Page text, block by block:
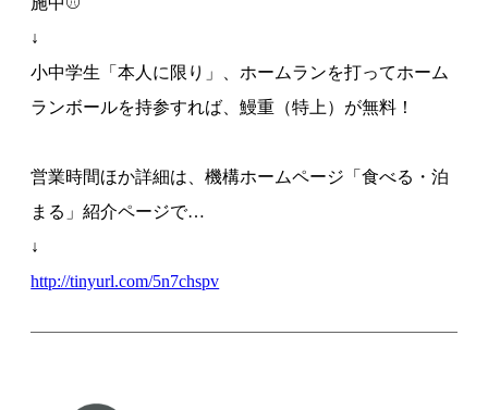
↓
小中学生「本人に限り」、ホームランを打ってホーム
ランボールを持参すれば、鰻重（特上）が無料！
営業時間ほか詳細は、機構ホームページ「食べる・泊
まる」紹介ページで…
↓
http://tinyurl.com/5n7chspv